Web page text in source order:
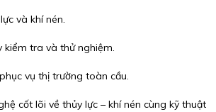
và khí nén.
kiểm tra và thử nghiệm.
vụ thị trường toàn cầu.
cốt lõi về thủy lực – khí nén cùng kỹ thuật